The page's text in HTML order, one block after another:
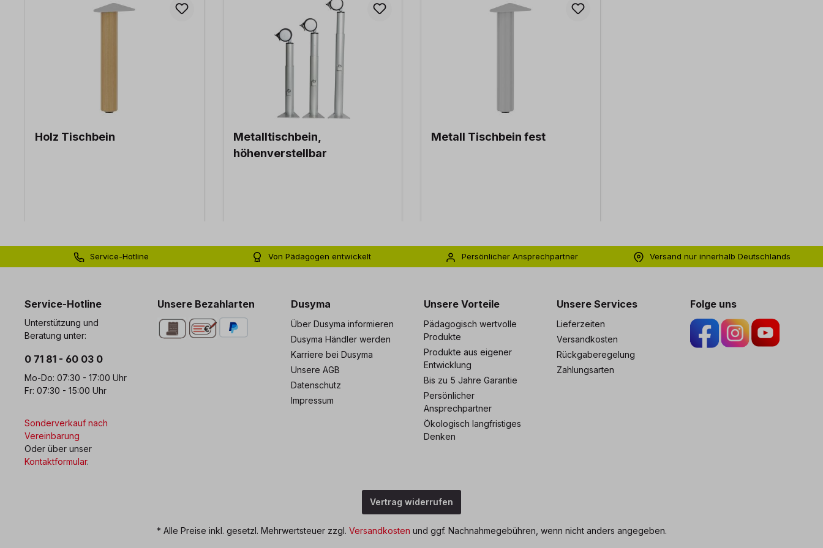
Holz Tischbein
Metalltischbein,
höhenverstellbar
Metall Tischbein fest
Service-Hotline
Von Pädagogen entwickelt
Persönlicher Ansprechpartner
Versand nur innerhalb Deutschlands
Service-Hotline
Unterstützung und
Beratung unter:
0 71 81 - 60 03 0
Mo-Do: 07:30 - 17:00 Uhr
Fr: 07:30 - 15:00 Uhr
Sonderverkauf nach
Vereinbarung
Oder über unser
Kontaktformular.
Unsere Bezahlarten Dusyma
Über Dusyma informieren
Dusyma Händler werden
Karriere bei Dusyma
Unsere AGB
Datenschutz
Impressum
Unsere Vorteile
Pädagogisch wertvolle
Produkte
Produkte aus eigener
Entwicklung
Bis zu 5 Jahre Garantie
Persönlicher
Ansprechpartner
Ökologisch langfristiges
Denken
Unsere Services
Lieferzeiten
Versandkosten
Rückgaberegelung
Zahlungsarten
Folge uns
Vertrag widerrufen
* Alle Preise inkl. gesetzl. Mehrwertsteuer zzgl. Versandkosten und ggf. Nachnahmegebühren, wenn nicht anders angegeben.